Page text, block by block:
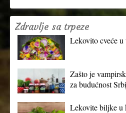
Zdravlje sa trpeze
Lekovito cveće u
Zašto je
za budućnost
Lekovite biljke u